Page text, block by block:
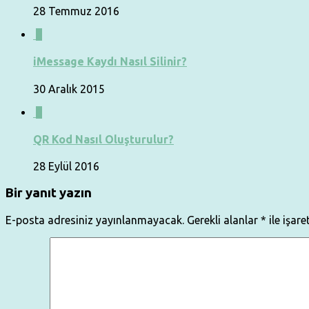
28 Temmuz 2016
iMessage Kaydı Nasıl Silinir?
30 Aralık 2015
QR Kod Nasıl Oluşturulur?
28 Eylül 2016
Bir yanıt yazın
E-posta adresiniz yayınlanmayacak. Gerekli alanlar * ile